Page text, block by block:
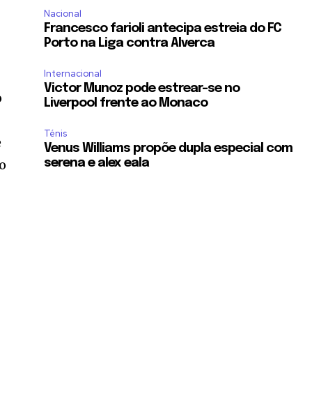
Nacional
Francesco farioli antecipa estreia do FC
Porto na Liga contra Alverca
Internacional
Victor Munoz pode estrear-se no
Liverpool frente ao Monaco
Ténis
Venus Williams propõe dupla especial com
serena e alex eala